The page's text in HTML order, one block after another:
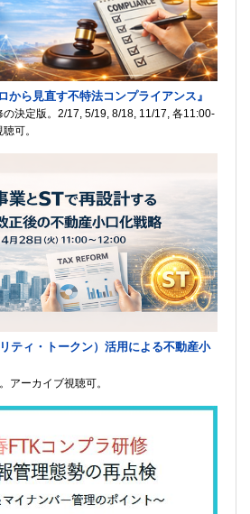
から見直す不特法コンプライアンス』
決定版。2/17, 5/19, 8/18, 11/17, 各11:00-
可。
ティ・トークン）活用による不動産小
アーカイブ視聴可。